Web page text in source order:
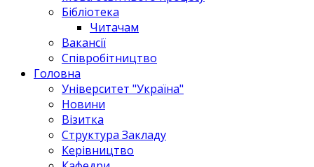
Бібліотека
Читачам
Вакансії
Співробітництво
Головна
Університет "Україна"
Новини
Візитка
Структура Закладу
Керівництво